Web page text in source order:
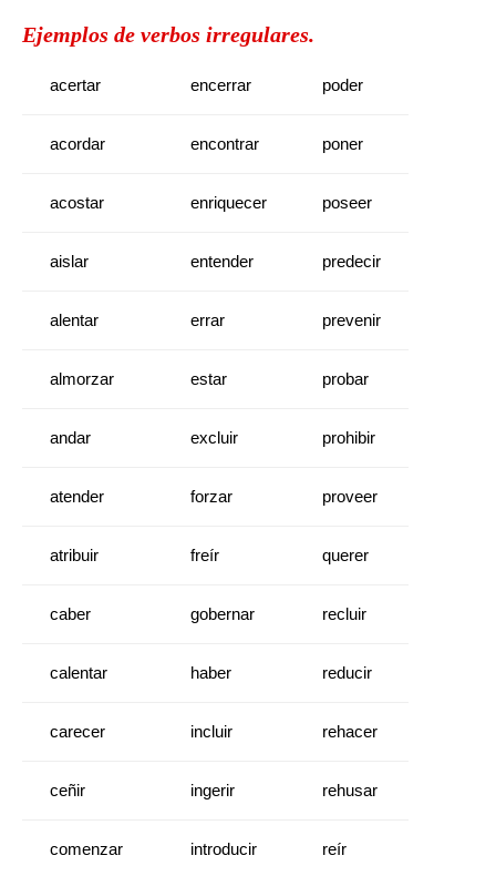
Ejemplos de verbos irregulares.
acertar encerrar poder
acordar encontrar poner
acostar enriquecer poseer
aislar entender predecir
alentar errar prevenir
almorzar estar probar
andar excluir prohibir
atender forzar proveer
atribuir freír querer
caber gobernar recluir
calentar haber reducir
carecer incluir rehacer
ceñir ingerir rehusar
comenzar introducir reír